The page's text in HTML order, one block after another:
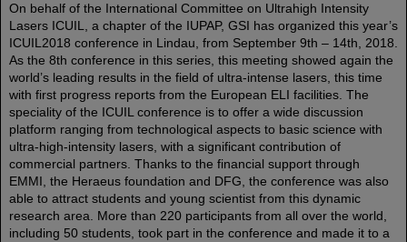
On behalf of the International Committee on Ultrahigh Intensity
Lasers ICUIL, a chapter of the IUPAP, GSI has organized this year’s
ICUIL2018 conference in Lindau, from September 9th – 14th, 2018.
As the 8th conference in this series, this meeting showed again the
world’s leading results in the field of ultra-intense lasers, this time
with first progress reports from the European ELI facilities. The
speciality of the ICUIL conference is to offer a wide discussion
platform ranging from technological aspects to basic science with
ultra-high-intensity lasers, with a significant contribution of
commercial partners. Thanks to the financial support through
EMMI, the Heraeus foundation and DFG, the conference was also
able to attract students and young scientist from this dynamic
research area. More than 220 participants from all over the world,
including 50 students, took part in the conference and made it to a